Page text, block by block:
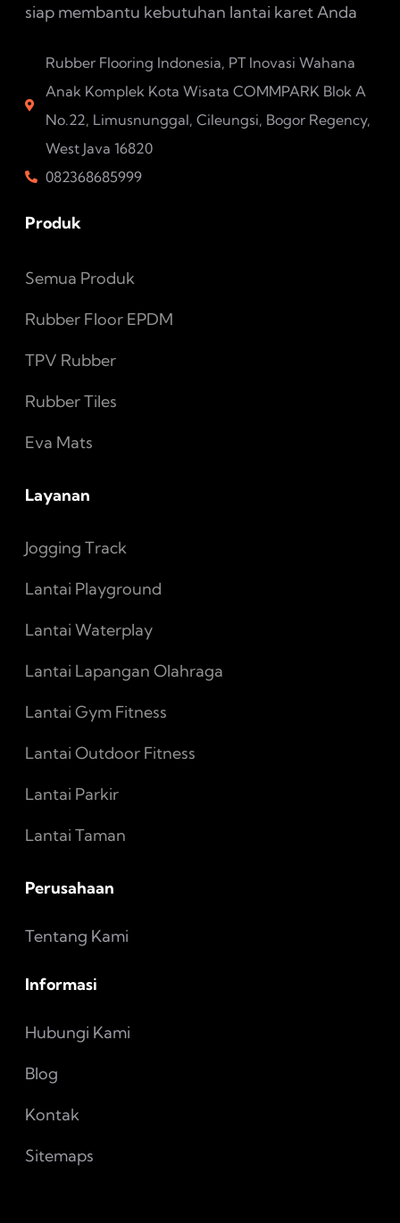
siap membantu kebutuhan lantai karet Anda
Rubber Flooring Indonesia, PT Inovasi Wahana
Anak Komplek Kota Wisata COMMPARK Blok A
No.22, Limusnunggal, Cileungsi, Bogor Regency,
West Java 16820
082368685999
Produk
Semua Produk
Rubber Floor EPDM
TPV Rubber
Rubber Tiles
Eva Mats
Layanan
Jogging Track
Lantai Playground
Lantai Waterplay
Lantai Lapangan Olahraga
Lantai Gym Fitness
Lantai Outdoor Fitness
Lantai Parkir
Lantai Taman
Perusahaan
Tentang Kami
Informasi
Hubungi Kami
Blog
Kontak
Sitemaps